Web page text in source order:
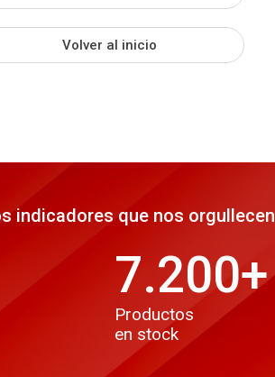
Volver al inicio
indicadores que nos orgullecen
7.200+
Productos
en stock